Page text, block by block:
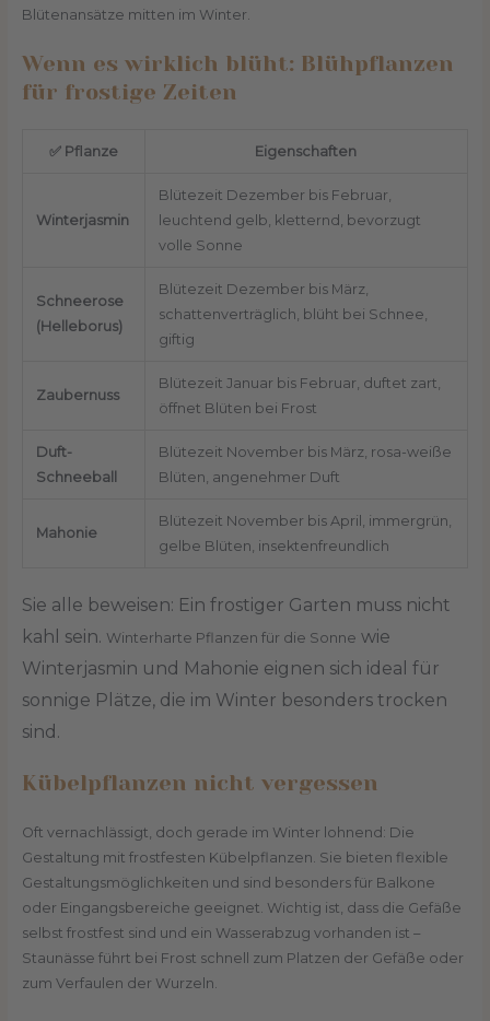
Blütenansätze mitten im Winter.
Wenn es wirklich blüht: Blühpflanzen
für frostige Zeiten
✅ Pflanze Eigenschaften
Winterjasmin
Blütezeit Dezember bis Februar,
leuchtend gelb, kletternd, bevorzugt
volle Sonne
Schneerose
(Helleborus)
Blütezeit Dezember bis März,
schattenverträglich, blüht bei Schnee,
giftig
Zaubernuss
Blütezeit Januar bis Februar, duftet zart,
öffnet Blüten bei Frost
Duft-
Schneeball
Blütezeit November bis März, rosa-weiße
Blüten, angenehmer Duft
Mahonie
Blütezeit November bis April, immergrün,
gelbe Blüten, insektenfreundlich
Sie alle beweisen: Ein frostiger Garten muss nicht
kahl sein. Winterharte Pflanzen für die Sonne wie
Winterjasmin und Mahonie eignen sich ideal für
sonnige Plätze, die im Winter besonders trocken
sind.
Kübelpflanzen nicht vergessen
Oft vernachlässigt, doch gerade im Winter lohnend: Die
Gestaltung mit frostfesten Kübelpflanzen. Sie bieten flexible
Gestaltungsmöglichkeiten und sind besonders für Balkone
oder Eingangsbereiche geeignet. Wichtig ist, dass die Gefäße
selbst frostfest sind und ein Wasserabzug vorhanden ist –
Staunässe führt bei Frost schnell zum Platzen der Gefäße oder
zum Verfaulen der Wurzeln.